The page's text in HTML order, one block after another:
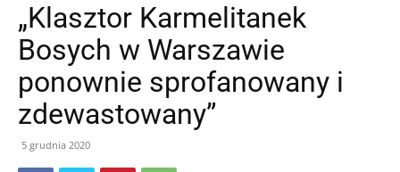
„Klasztor Karmelitanek
Bosych w Warszawie
ponownie sprofanowany i
zdewastowany”
5 grudnia 2020